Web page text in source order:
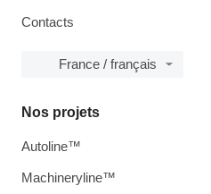
Contacts
France / français
Nos projets
Autoline™
Machineryline™